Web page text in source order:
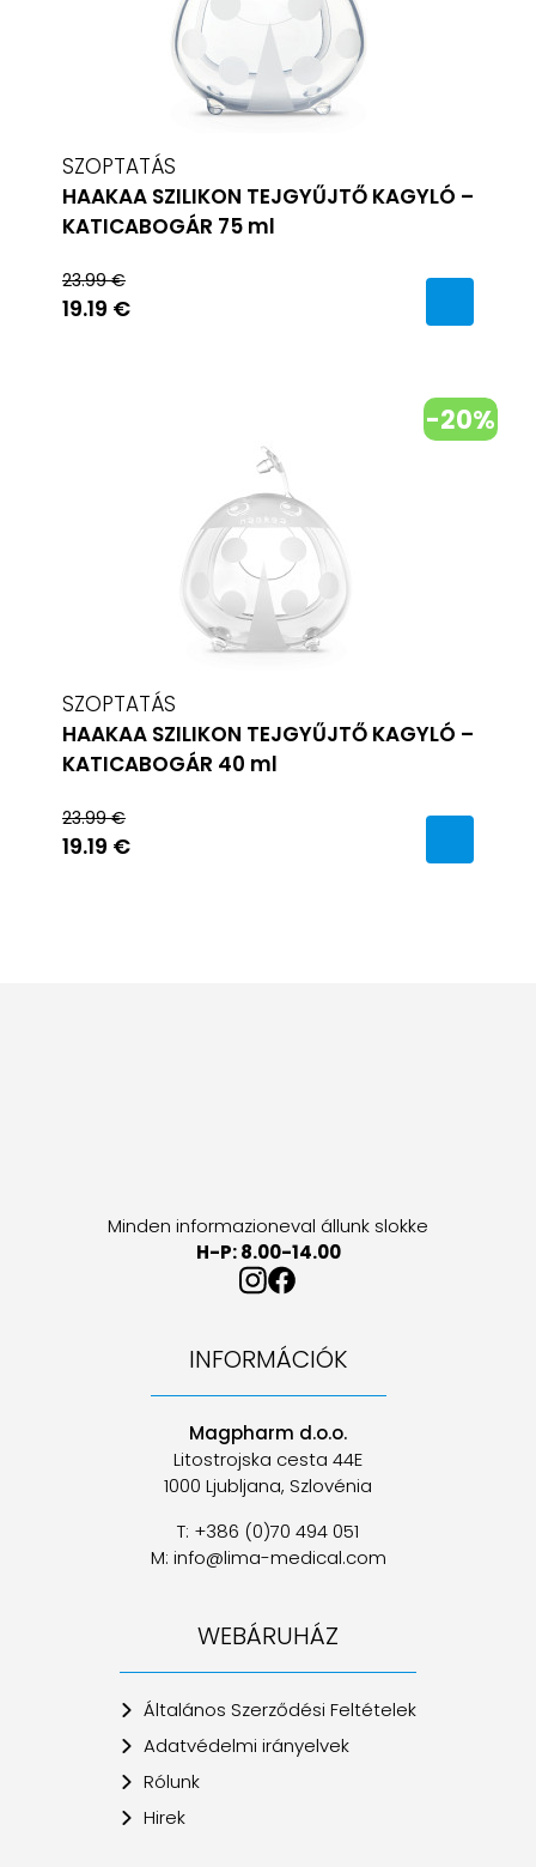
SZOPTATÁS
HAAKAA SZILIKON TEJGYŰJTŐ KAGYLÓ –
KATICABOGÁR 75 ml
23.99 €
19.19 €
-20%
SZOPTATÁS
HAAKAA SZILIKON TEJGYŰJTŐ KAGYLÓ –
KATICABOGÁR 40 ml
23.99 €
19.19 €
INFORMÁCIÓK
Magpharm d.o.o.
Litostrojska cesta 44E
1000 Ljubljana, Szlovénia
T: +386 (0)70 494 051
M: info@lima-medical.com
Minden informazioneval állunk slokke
H-P: 8.00-14.00
WEBÁRUHÁZ
Általános Szerződési Feltételek
Adatvédelmi irányelvek
Rólunk
Hirek